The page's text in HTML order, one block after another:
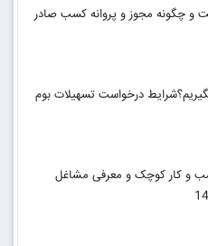
و چگونه مجوز و پروانه کسب صادر
درخواست تسهیلات بوم
و کار کوچک و معرفی مشاغل